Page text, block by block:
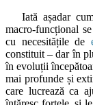
Iată așadar
macro-funcțional
cu necesitățile de
constituit – dar în
în evoluții
mai profunde și
care lucrează ca